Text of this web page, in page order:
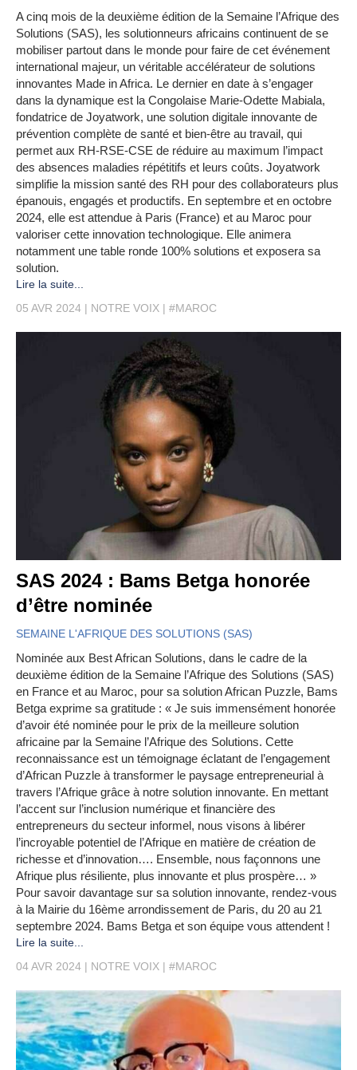
A cinq mois de la deuxième édition de la Semaine l’Afrique des
Solutions (SAS), les solutionneurs africains continuent de se
mobiliser partout dans le monde pour faire de cet événement
international majeur, un véritable accélérateur de solutions
innovantes Made in Africa. Le dernier en date à s’engager
dans la dynamique est la Congolaise Marie-Odette Mabiala,
fondatrice de Joyatwork, une solution digitale innovante de
prévention complète de santé et bien-être au travail, qui
permet aux RH-RSE-CSE de réduire au maximum l’impact
des absences maladies répétitifs et leurs coûts. Joyatwork
simplifie la mission santé des RH pour des collaborateurs plus
épanouis, engagés et productifs. En septembre et en octobre
2024, elle est attendue à Paris (France) et au Maroc pour
valoriser cette innovation technologique. Elle animera
notamment une table ronde 100% solutions et exposera sa
solution.
Lire la suite...
05 AVR 2024
NOTRE VOIX #MAROC
SAS 2024 : Bams Betga honorée
d’être nominée
SEMAINE L'AFRIQUE DES SOLUTIONS (SAS)
Nominée aux Best African Solutions, dans le cadre de la
deuxième édition de la Semaine l’Afrique des Solutions (SAS)
en France et au Maroc, pour sa solution African Puzzle, Bams
Betga exprime sa gratitude : « Je suis immensément honorée
d’avoir été nominée pour le prix de la meilleure solution
africaine par la Semaine l’Afrique des Solutions. Cette
reconnaissance est un témoignage éclatant de l’engagement
d’African Puzzle à transformer le paysage entrepreneurial à
travers l’Afrique grâce à notre solution innovante. En mettant
l’accent sur l’inclusion numérique et financière des
entrepreneurs du secteur informel, nous visons à libérer
l’incroyable potentiel de l’Afrique en matière de création de
richesse et d’innovation…. Ensemble, nous façonnons une
Afrique plus résiliente, plus innovante et plus prospère… »
Pour savoir davantage sur sa solution innovante, rendez-vous
à la Mairie du 16ème arrondissement de Paris, du 20 au 21
septembre 2024. Bams Betga et son équipe vous attendent !
Lire la suite...
04 AVR 2024
NOTRE VOIX #MAROC